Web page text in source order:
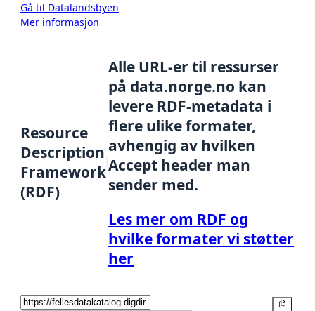
Gå til Datalandsbyen
Mer informasjon
Resource
Description
Framework
(RDF)
Alle URL-er til ressurser
på data.norge.no kan
levere RDF-metadata i
flere ulike formater,
avhengig av hvilken
Accept header man
sender med.
Les mer om RDF og
hvilke formater vi støtter
her